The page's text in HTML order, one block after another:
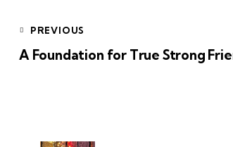
PREVIOUS
A Foundation for True Strong